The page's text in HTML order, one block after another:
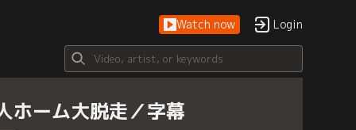
Watch now Login
ホーム大脱走／字幕